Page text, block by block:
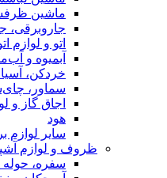
ماشین
جاروبرقی،
اتو و لوازم
آبمیوه و
خردکن،
سماور،
اجاق گاز و
هود
سایر لوازم
ظروف و لوازم
سفره، حوله